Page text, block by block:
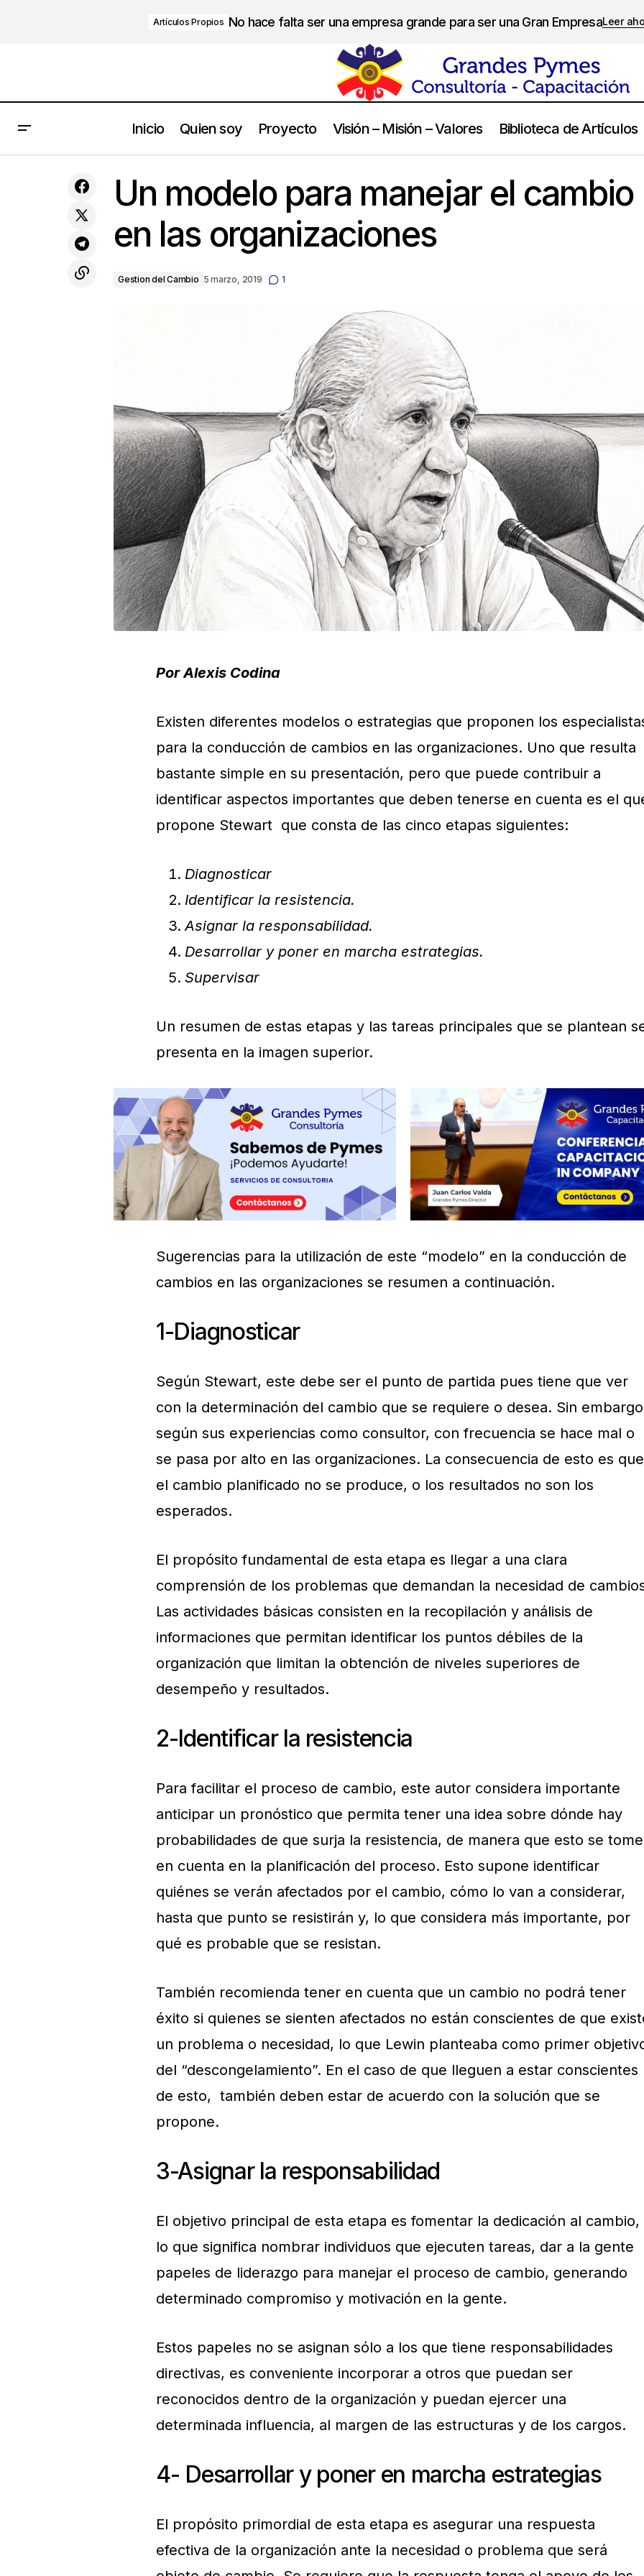
Artículos Propios No hace falta ser una empresa grande para ser una Gran EmpresaLeer
Inicio Quien soy Proyecto Visión – Misión – Valores Biblioteca de Artículos
Un modelo para manejar el cambio en las
Un modelo para manejar el cambio
en las organizaciones
Gestion del Cambio 5 marzo, 2019 1
Por Alexis Codina
Existen diferentes modelos o estrategias que proponen los
para la conducción de cambios en las organizaciones. Uno que resulta
bastante simple en su presentación, pero que puede contribuir a
identificar aspectos importantes que deben tenerse en cuenta es el
propone Stewart que consta de las cinco etapas siguientes:
Diagnosticar
Identificar la resistencia.
Asignar la responsabilidad.
Desarrollar y poner en marcha estrategias.
Supervisar
Un resumen de estas etapas y las tareas principales que se plantean
presenta en la imagen superior.
Sugerencias para la utilización de este “modelo” en la conducción de
cambios en las organizaciones se resumen a continuación.
1-Diagnosticar
Según Stewart, este debe ser el punto de partida pues tiene que ver
con la determinación del cambio que se requiere o desea. Sin
según sus experiencias como consultor, con frecuencia se hace mal o
se pasa por alto en las organizaciones. La consecuencia de esto es que
el cambio planificado no se produce, o los resultados no son los
esperados.
El propósito fundamental de esta etapa es llegar a una clara
comprensión de los problemas que demandan la necesidad de
Las actividades básicas consisten en la recopilación y análisis de
informaciones que permitan identificar los puntos débiles de la
organización que limitan la obtención de niveles superiores de
desempeño y resultados.
2-Identificar la resistencia
Para facilitar el proceso de cambio, este autor considera importante
anticipar un pronóstico que permita tener una idea sobre dónde hay
probabilidades de que surja la resistencia, de manera que esto se tome
en cuenta en la planificación del proceso. Esto supone identificar
quiénes se verán afectados por el cambio, cómo lo van a considerar,
hasta que punto se resistirán y, lo que considera más importante, por
qué es probable que se resistan.
También recomienda tener en cuenta que un cambio no podrá tener
éxito si quienes se sienten afectados no están conscientes de que
un problema o necesidad, lo que Lewin planteaba como primer
del “descongelamiento”. En el caso de que lleguen a estar conscientes
de esto, también deben estar de acuerdo con la solución que se
propone.
3-Asignar la responsabilidad
El objetivo principal de esta etapa es fomentar la dedicación al cambio,
lo que significa nombrar individuos que ejecuten tareas, dar a la gente
papeles de liderazgo para manejar el proceso de cambio, generando
determinado compromiso y motivación en la gente.
Estos papeles no se asignan sólo a los que tiene responsabilidades
directivas, es conveniente incorporar a otros que puedan ser
reconocidos dentro de la organización y puedan ejercer una
determinada influencia, al margen de las estructuras y de los cargos.
4- Desarrollar y poner en marcha estrategias
El propósito primordial de esta etapa es asegurar una respuesta
efectiva de la organización ante la necesidad o problema que será